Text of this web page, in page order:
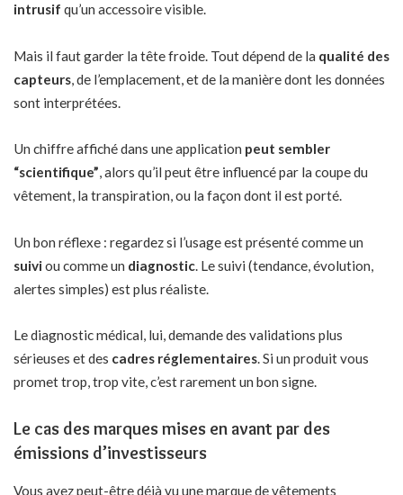
intrusif qu’un accessoire visible.
Mais il faut garder la tête froide. Tout dépend de la qualité des
capteurs , de l’emplacement, et de la manière dont les données
sont interprétées.
Un chiffre affiché dans une application peut sembler
“scientifique”, alors qu’il peut être influencé par la coupe du
vêtement, la transpiration, ou la façon dont il est porté.
Un bon réflexe : regardez si l’usage est présenté comme un
suiviou comme un diagnostic . Le suivi (tendance, évolution,
alertes simples) est plus réaliste.
Le diagnostic médical, lui, demande des validations plus
sérieuses et des cadres réglementaires. Si un produit vous
promet trop, trop vite, c’est rarement un bon signe.
Le cas des marques mises en avant par des
émissions d’investisseurs
Vous avez peut-être déjà vu une marque de vêtements